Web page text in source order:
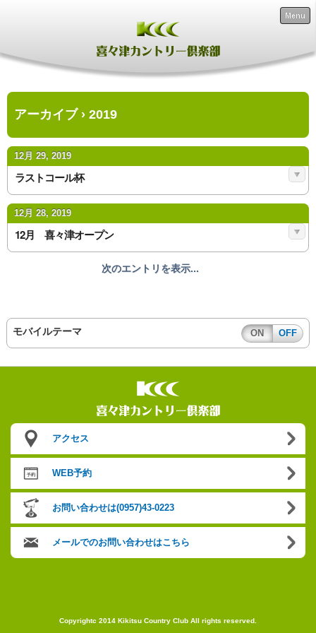
Menu
アーカイブ › 2019
12月 29, 2019
ラストコール杯
12月 28, 2019
12月 喜々津オープン
次のエントリを表示...
モバイルテーマ ON OFF
アクセス
WEB予約
お問い合わせは(0957)43-0223
メールでのお問い合わせはこちら
Copyrightc 2014 Kikitsu Country Club All rights reserved.